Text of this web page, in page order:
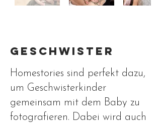
Geschwister
Homestories sind perfekt dazu,
um Geschwisterkinder
gemeinsam mit dem Baby zu
fotografieren. Dabei wird auch